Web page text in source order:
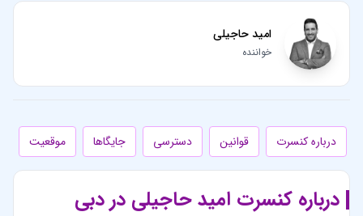
امید حاجیلی
خواننده
درباره کنسرت قوانین دسترسی جایگاها موقعیت
درباره کنسرت امید حاجیلی در دبی